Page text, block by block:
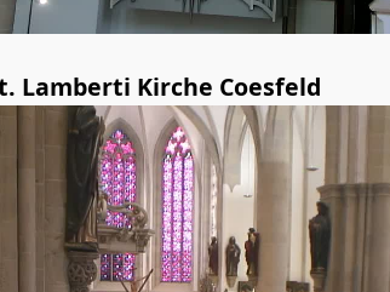
Lamberti Kirche Coesfeld